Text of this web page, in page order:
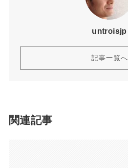
untroisjp
記事一覧へ
関連記事